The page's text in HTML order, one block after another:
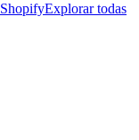
ShopifyExplorar todas